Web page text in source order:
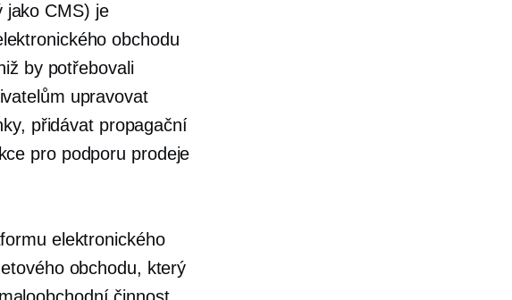
jako CMS) je
obchodu
by potřebovali
upravovat
přidávat propagační
pro podporu prodeje
elektronického
obchodu, který